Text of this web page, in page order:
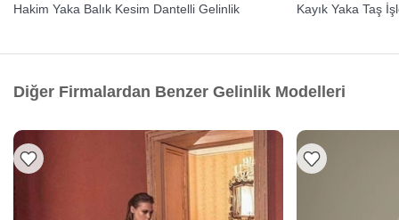
Hakim Yaka Balık Kesim Dantelli Gelinlik
Kayık Yaka Taş
Diğer Firmalardan Benzer Gelinlik Modelleri